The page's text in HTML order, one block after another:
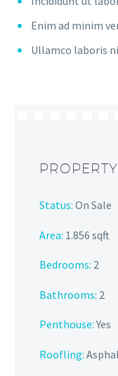
Enim ad minim
Ullamco laboris
Status: On Sale
Area: 1.856 sqft
Bedrooms: 2
Bathrooms: 2
Penthouse:Yes
Roofling: